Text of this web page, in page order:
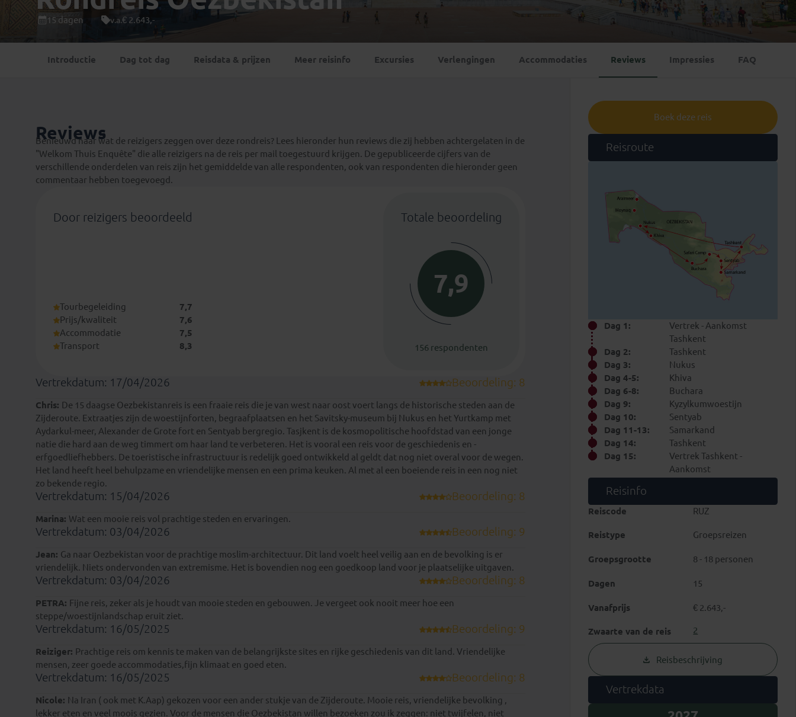
Mongolië (1)
Singapore(1)
Thailand(8)
(3)
Tanzania
(1)
Mexico
Suriname(1)
(4)
Kroatië
(2)
Noord-Macedonië(1)
Emiraten
(1)
15 dagen v.a.€ 2.643,-
Introductie Dag tot dag Reisdata & prijzen Meer reisinfo Excursies Verlengingen Accommodaties Reviews Impressies FAQ
Reviews
Benieuwd naar wat de reizigers zeggen over deze rondreis? Lees hieronder hun reviews die zij hebben achtergelaten in de
"Welkom Thuis Enquête" die alle reizigers na de reis per mail toegestuurd krijgen. De gepubliceerde cijfers van de
verschillende onderdelen van reis zijn het gemiddelde van alle respondenten, ook van respondenten die hieronder geen
commentaar hebben toegevoegd.
Door reizigers beoordeeld
Tourbegeleiding
7,7
Prijs/kwaliteit
7,6
Accommodatie
7,5
Transport
8,3
Totale beoordeling
7,9
156 respondenten
Vertrekdatum: 17/04/2026 Beoordeling: 8
Chris: De 15 daagse Oezbekistanreis is een fraaie reis die je van west naar oost voert langs de historische steden aan de
Zijderoute. Extraatjes zijn de woestijnforten, begraafplaatsen en het Savitsky-museum bij Nukus en het Yurtkamp met
Aydarkul-meer, Alexander de Grote fort en Sentyab bergregio. Tasjkent is de kosmopolitische hoofdstad van een jonge
natie die hard aan de weg timmert om haar land te verbeteren. Het is vooral een reis voor de geschiedenis en -
erfgoedliefhebbers. De toeristische infrastructuur is redelijk goed ontwikkeld al geldt dat nog niet overal voor de wegen.
Het land heeft heel behulpzame en vriendelijke mensen en een prima keuken. Al met al een boeiende reis in een nog niet
zo bekende regio.
Vertrekdatum: 15/04/2026 Beoordeling: 8
Marina: Wat een mooie reis vol prachtige steden en ervaringen.
Vertrekdatum: 03/04/2026 Beoordeling: 9
Jean: Ga naar Oezbekistan voor de prachtige moslim-architectuur. Dit land voelt heel veilig aan en de bevolking is er
vriendelijk. Niets ondervonden van extremisme. Het is bovendien nog een goedkoop land voor je plaatselijke uitgaven.
Vertrekdatum: 03/04/2026 Beoordeling: 8
PETRA: Fijne reis, zeker als je houdt van mooie steden en gebouwen. Je vergeet ook nooit meer hoe een
steppe/woestijnlandschap eruit ziet.
Vertrekdatum: 16/05/2025 Beoordeling: 9
Reiziger: Prachtige reis om kennis te maken van de belangrijkste sites en rijke geschiedenis van dit land. Vriendelijke
mensen, zeer goede accommodaties,fijn klimaat en goed eten.
Vertrekdatum: 16/05/2025 Beoordeling: 8
Nicole: Na Iran ( ook met K.Aap) gekozen voor een ander stukje van de Zijderoute. Mooie reis, vriendelijke bevolking ,
lekker eten en veel moois gezien. Voor de mensen die Oezbekistan willen bezoeken zou ik zeggen: niet twijfelen, niet
Boek deze reis
Reisroute
Dag 1:
Vertrek - Aankomst
Tashkent
Dag 2:
Tashkent
Dag 3:
Nukus
Dag 4-5:
Khiva
Dag 6-8:
Buchara
Dag 9:
Kyzylkumwoestijn
Dag 10:
Sentyab
Dag 11-13:
Samarkand
Dag 14:
Tashkent
Dag 15:
Vertrek Tashkent -
Aankomst
Reisinfo
Reiscode RUZ
Reistype Groepsreizen
Groepsgrootte 8 - 18 personen
Dagen 15
Vanafprijs € 2.643,-
Zwaarte van de reis 2
Reisbeschrijving
Vertrekdata